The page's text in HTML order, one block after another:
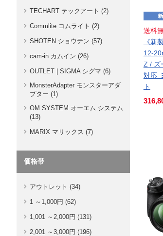
送料
《新
12-
Z / ズ
対応
ト
TECHART テックアート (2)
Commlite コムライト (2)
SHOTEN ショウテン (57)
cam-in カムイン (26)
OUTLET | SIGMA シグマ (6)
MonsterAdapter モンスターアダ
プター (1)
OM SYSTEM オーエム システム
(13)
MARIX マリックス (7)
価格帯
アウトレット (34)
1 ～1,000円 (62)
1,001 ～2,000円 (131)
2,001 ～3,000円 (196)